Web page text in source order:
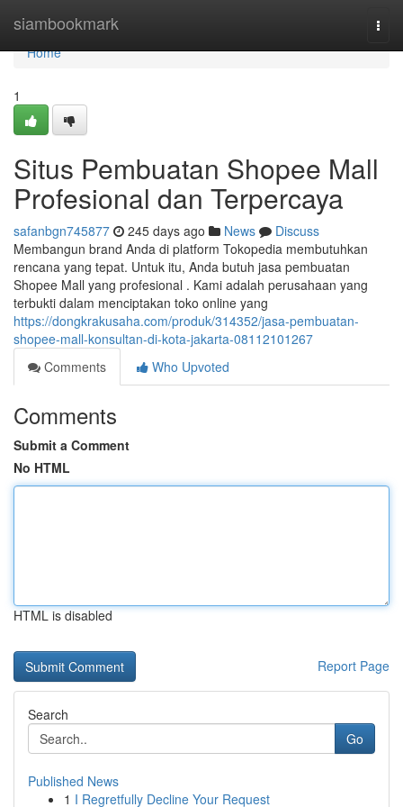
siambookmark
Home
Home
1
Situs Pembuatan Shopee Mall
Profesional dan Terpercaya
safanbgn745877 245 days ago News
Discuss
Membangun brand Anda di platform Tokopedia membutuhkan
rencana yang tepat. Untuk itu, Anda butuh jasa pembuatan
Shopee Mall yang profesional . Kami adalah perusahaan yang
terbukti dalam menciptakan toko online yang
https://dongkrakusaha.com/produk/314352/jasa-pembuatan-
shopee-mall-konsultan-di-kota-jakarta-08112101267
Comments
Who Upvoted
Comments
Submit a Comment
No HTML
HTML is disabled
Report Page
Search
Go
Published News
1 I Regretfully Decline Your Request